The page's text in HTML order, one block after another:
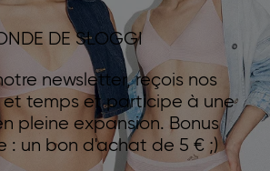
DE SLOGGI
newsletter, reçois nos
et temps et participe à une
pleine expansion. Bonus
: un bon d'achat de 5 € ;)